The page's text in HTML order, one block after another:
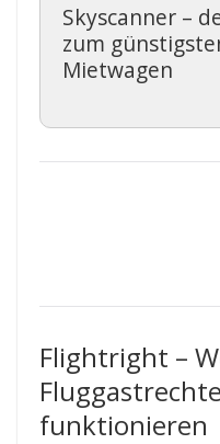
Skyscanner –
zum
Mietwagen
Flightright –
funktionieren